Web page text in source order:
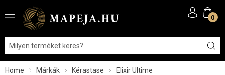
0
Home Márkák Kérastase Elixir Ultime